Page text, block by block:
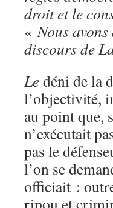
droit et le
«Nous
discours de
Ledéni de la
l’objectivité,
au point que,
n’exécutait
pas le
l’on se
officiait :
ripou et